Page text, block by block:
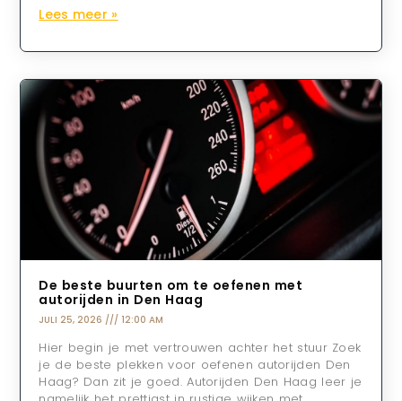
Lees meer »
De beste buurten om te oefenen met
autorijden in Den Haag
JULI 25, 2026 12:00 AM
Hier begin je met vertrouwen achter het stuur Zoek
je de beste plekken voor oefenen autorijden Den
Haag? Dan zit je goed. Autorijden Den Haag leer je